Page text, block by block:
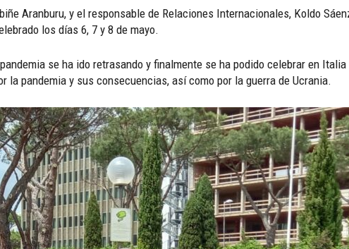
Aranburu, y el responsable de Relaciones Internacionales, Koldo
los días 6, 7 y 8 de mayo.
se ha ido retrasando y finalmente se ha podido celebrar en
la pandemia y sus consecuencias, así como por la guerra de Ucrania.